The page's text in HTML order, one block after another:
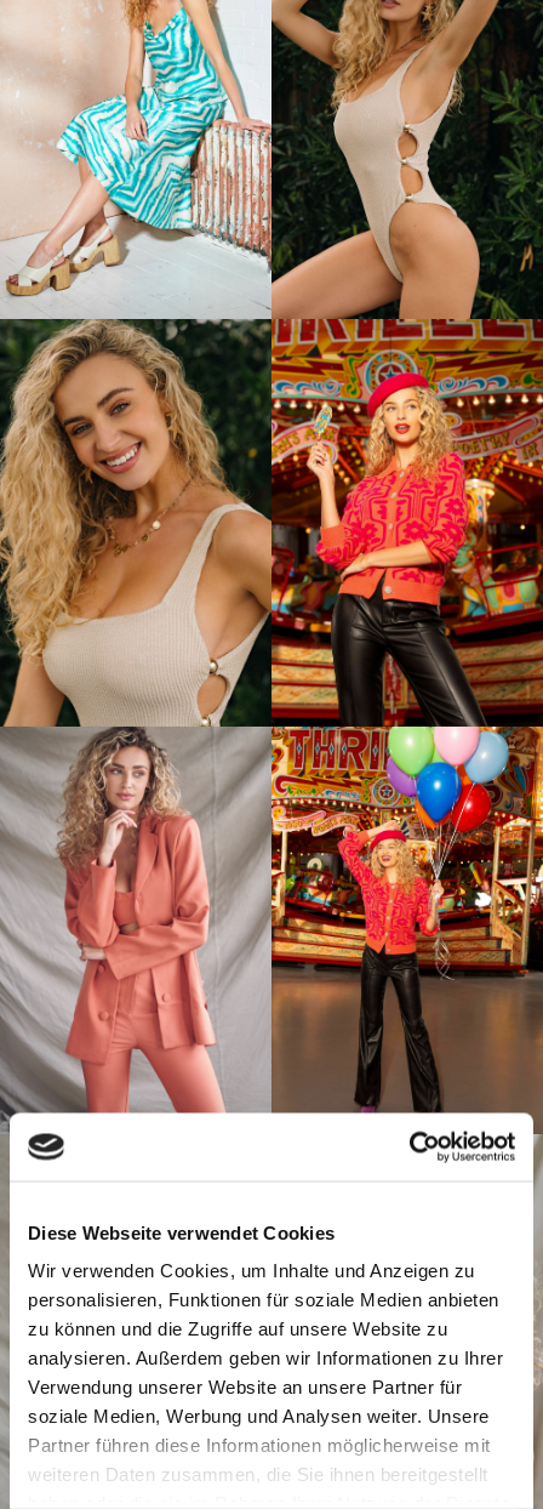
Diese Webseite verwendet Cookies
Wir verwenden Cookies, um Inhalte und Anzeigen zu
personalisieren, Funktionen für soziale Medien anbieten
zu können und die Zugriffe auf unsere Website zu
analysieren. Außerdem geben wir Informationen zu Ihrer
Verwendung unserer Website an unsere Partner für
soziale Medien, Werbung und Analysen weiter. Unsere
Partner führen diese Informationen möglicherweise mit
weiteren Daten zusammen, die Sie ihnen bereitgestellt